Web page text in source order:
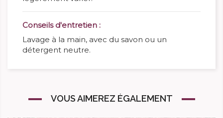
Conseils d'entretien :
Lavage à la main, avec du savon ou un
détergent neutre.
VOUS AIMEREZ ÉGALEMENT